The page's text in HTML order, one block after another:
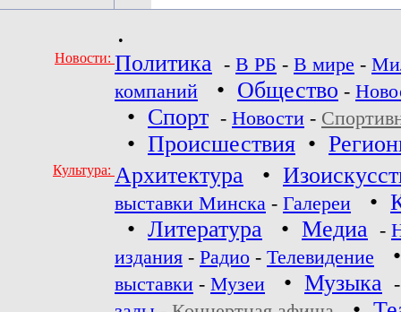
•
Новости: Политика - В РБ - В мире -
компаний
• Общество -
• Спорт - Новости -
• Происшествия •
Культура: Архитектура •
выставки Минска - Галереи •
• Литература • Медиа -
издания - Радио - Телевидение
выставки - Музеи • Музыка